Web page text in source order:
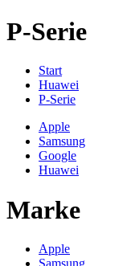
P-Serie
Start
Huawei
P-Serie
Apple
Samsung
Google
Huawei
Marke
Apple